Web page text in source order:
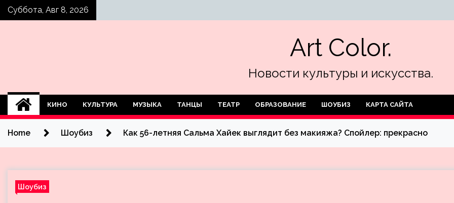
SkipСуббота, Авг 8, 2026
Art Color.
Новости культуры и искусства.
КИНО КУЛЬТУРА МУЗЫКА ТАНЦЫ ТЕАТР ОБРАЗОВАНИЕ ШОУБИЗ КАРТА САЙТА
Home Шоубиз Как 56-летняя Сальма Хайек выглядит без макияжа? Спойлер: прекрасно
Шоубиз